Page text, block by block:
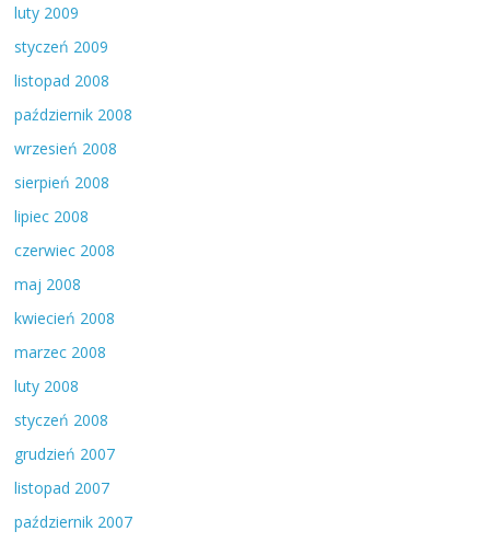
luty 2009
styczeń 2009
listopad 2008
październik 2008
wrzesień 2008
sierpień 2008
lipiec 2008
czerwiec 2008
maj 2008
kwiecień 2008
marzec 2008
luty 2008
styczeń 2008
grudzień 2007
listopad 2007
październik 2007